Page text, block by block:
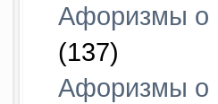
Афоризмы о
(137)
Афоризмы о